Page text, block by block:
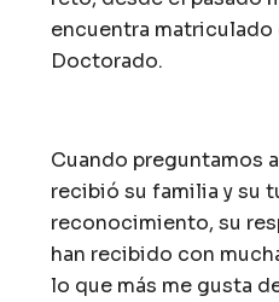
encuentra matriculado
Doctorado.
Cuando preguntamos
recibió su familia y su
reconocimiento, su
han recibido con
lo que más me gusta